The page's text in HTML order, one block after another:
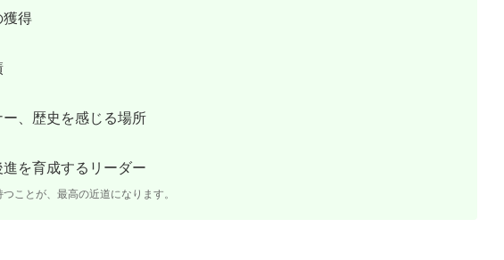
獲得
、歴史を感じる場所
を育成するリーダー
ことが、最高の近道になります。